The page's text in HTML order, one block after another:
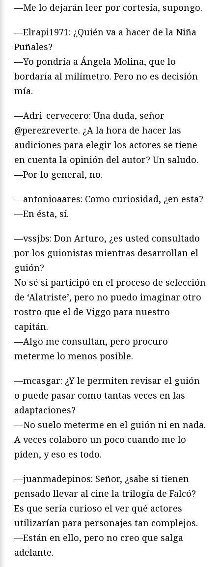
—Me lo dejarán leer por cortesía, supongo.
—Elrapi1971: ¿Quién va a hacer de la Niña
Puñales?
—Yo pondría a Ángela Molina, que lo
bordaría al milímetro. Pero no es decisión
mía.
—Adri_cervecero: Una duda, señor
@perezreverte. ¿A la hora de hacer las
audiciones para elegir los actores se tiene
en cuenta la opinión del autor? Un saludo.
—Por lo general, no.
—antonioaares: Como curiosidad, ¿en esta?
—En ésta, sí.
—vssjbs: Don Arturo, ¿es usted consultado
por los guionistas mientras desarrollan el
guión?
No sé si participó en el proceso de selección
de ‘Alatriste’, pero no puedo imaginar otro
rostro que el de Viggo para nuestro
capitán.
—Algo me consultan, pero procuro
meterme lo menos posible.
—mcasgar: ¿Y le permiten revisar el guión
o puede pasar como tantas veces en las
adaptaciones?
—No suelo meterme en el guión ni en nada.
A veces colaboro un poco cuando me lo
piden, y eso es todo.
—juanmadepinos: Señor, ¿sabe si tienen
pensado llevar al cine la trilogía de Falcó?
Es que sería curioso el ver qué actores
utilizarían para personajes tan complejos.
—Están en ello, pero no creo que salga
adelante.